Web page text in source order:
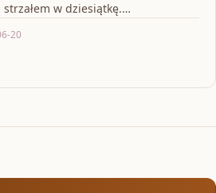
w dziesiątkę.…
20